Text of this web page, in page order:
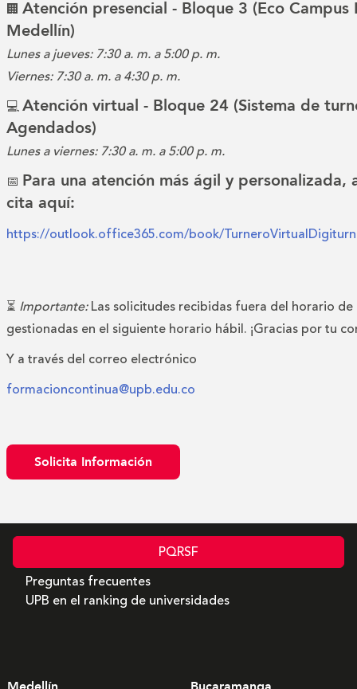
🏢 Atención presencial - Bloque 3 (Eco Campus
Medellín)
Lunes a jueves: 7:30 a. m. a 5:00 p. m.
Viernes: 7:30 a. m. a 4:30 p. m.
💻Atención virtual - Bloque 24 (Sistema de
Agendados)
Lunes a viernes: 7:30 a. m. a 5:00 p. m.
📅 Para una atención más ágil y personalizada,
cita aquí:
https://outlook.office365.com/book/
⏳ Importante:Las solicitudes recibidas fuera del horario de
gestionadas en el siguiente horario hábil. ¡Gracias por tu
Y a través del correo electrónico
formacioncontinua@upb.edu.co
Solicita Información
PQRSF
Preguntas frecuentes
UPB en el ranking de universidades